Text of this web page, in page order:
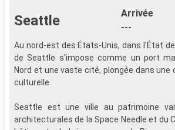
Seattle
Arrivée
---
Au nord-est des États-Unis, dans l'État
de Seattle s'impose comme un port
Nord et une vaste cité, plongée dans
culturelle.
Seattle est une ville au patrimoine
architecturales de la Space Needle et du